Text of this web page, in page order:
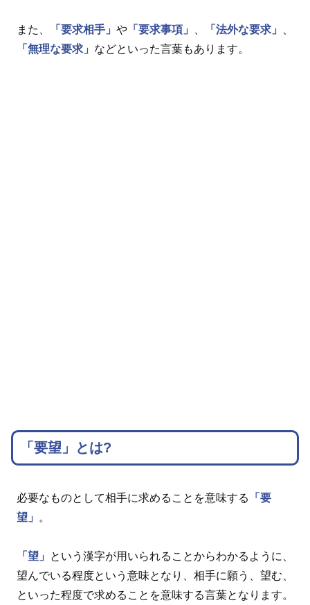
また、 「要求相手」 や 「要求事項」 「法外な要求」
「無理な要求」 などといった言葉もあります。
「要望」とは?
必要なものとして相手に求めることを意味する
「要
望」
。
「望」
という漢字が用いられることからわかるように、
望んでいる程度という意味となり、相手に願う、望む、
といった程度で求めることを意味する言葉となります。